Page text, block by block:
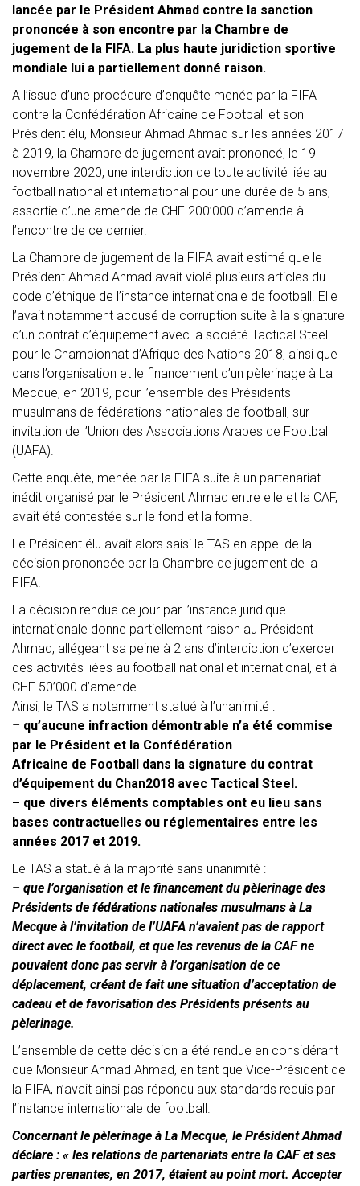
lancée par le Président Ahmad contre la sanction
prononcée à son encontre par la Chambre de
jugement de la FIFA. La plus haute juridiction sportive
mondiale lui a partiellement donné raison.
A l’issue d’une procédure d’enquête menée par la FIFA
contre la Confédération Africaine de Football et son
Président élu, Monsieur Ahmad Ahmad sur les années 2017
à 2019, la Chambre de jugement avait prononcé, le 19
novembre 2020, une interdiction de toute activité liée au
football national et international pour une durée de 5 ans,
assortie d’une amende de CHF 200’000 d’amende à
l’encontre de ce dernier.
La Chambre de jugement de la FIFA avait estimé que le
Président Ahmad Ahmad avait violé plusieurs articles du
code d’éthique de l’instance internationale de football. Elle
l’avait notamment accusé de corruption suite à la signature
d’un contrat d’équipement avec la société Tactical Steel
pour le Championnat d’Afrique des Nations 2018, ainsi que
dans l’organisation et le financement d’un pèlerinage à La
Mecque, en 2019, pour l’ensemble des Présidents
musulmans de fédérations nationales de football, sur
invitation de l’Union des Associations Arabes de Football
(UAFA).
Cette enquête, menée par la FIFA suite à un partenariat
inédit organisé par le Président Ahmad entre elle et la CAF,
avait été contestée sur le fond et la forme.
Le Président élu avait alors saisi le TAS en appel de la
décision prononcée par la Chambre de jugement de la
FIFA.
La décision rendue ce jour par l’instance juridique
internationale donne partiellement raison au Président
Ahmad, allégeant sa peine à 2 ans d’interdiction d’exercer
des activités liées au football national et international, et à
CHF 50’000 d’amende.
Ainsi, le TAS a notamment statué à l’unanimité :
– qu’aucune infraction démontrable n’a été commise
par le Président et la Confédération
Africaine de Football dans la signature du contrat
d’équipement du Chan2018 avec Tactical Steel.
– que divers éléments comptables ont eu lieu sans
bases contractuelles ou réglementaires entre les
années 2017 et 2019.
Le TAS a statué à la majorité sans unanimité :
– que l’organisation et le financement du pèlerinage des
Présidents de fédérations nationales musulmans à La
Mecque à l’invitation de l’UAFA n’avaient pas de rapport
direct avec le football, et que les revenus de la CAF ne
pouvaient donc pas servir à l’organisation de ce
déplacement, créant de fait une situation d’acceptation de
cadeau et de favorisation des Présidents présents au
pèlerinage.
L’ensemble de cette décision a été rendue en considérant
que Monsieur Ahmad Ahmad, en tant que Vice-Président de
la FIFA, n’avait ainsi pas répondu aux standards requis par
l’instance internationale de football.
Concernant le pèlerinage à La Mecque, le Président Ahmad
déclare : « les relations de partenariats entre la CAF et ses
parties prenantes, en 2017, étaient au point mort. Accepter